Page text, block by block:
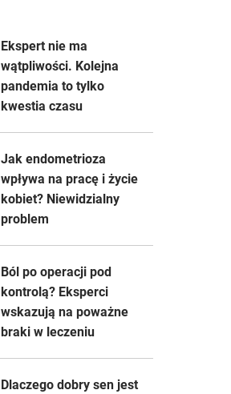
Ekspert nie ma
wątpliwości. Kolejna
pandemia to tylko
kwestia czasu
Jak endometrioza
wpływa na pracę i życie
kobiet? Niewidzialny
problem
Ból po operacji pod
kontrolą? Eksperci
wskazują na poważne
braki w leczeniu
Dlaczego dobry sen jest